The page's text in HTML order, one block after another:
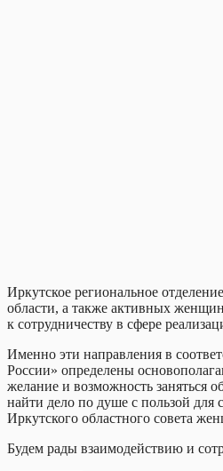
Иркутское региональное
области, а также активных
к сотрудничеству в сфере
Именно эти направления в
России» определены
желание и возможность заняться
найти дело по душе с пользой для
Иркутского областного совета
Будем рады взаимодействию и